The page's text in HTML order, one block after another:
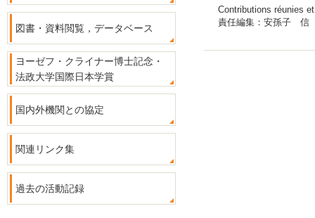
Contributions réunies
責任編集：安孫子 信
図書・資料閲覧，データベース
ヨーゼフ・クライナー博士記念・
法政大学国際日本学賞
国内外機関との協定
関連リンク集
過去の活動記録